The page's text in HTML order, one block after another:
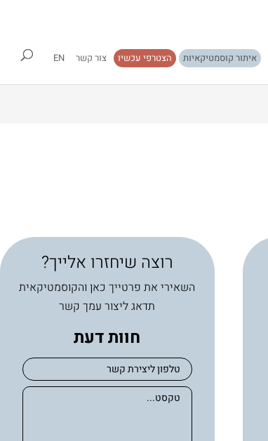
איתור קוסמטיקאיות הצטרפי עכשיו צור קשר EN
רוצה שיחזרו אלייך?
השאירי את פרטייך כאן והקוסמטיקאית
תדאג ליצור עמך קשר
חוות דעת